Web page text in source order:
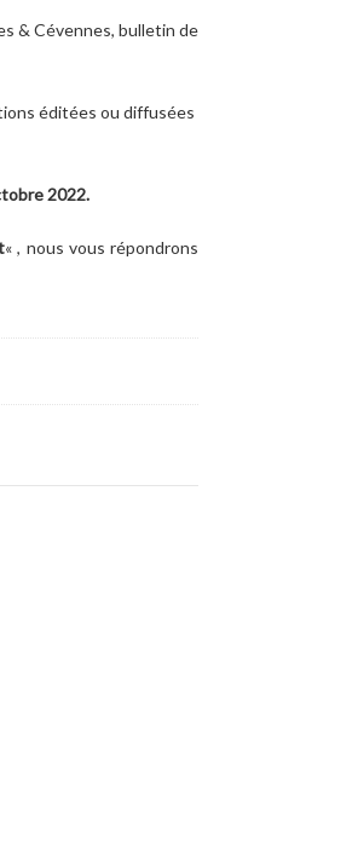
& Cévennes, bulletin de
éditées ou diffusées
2022.
« , nous vous répondrons